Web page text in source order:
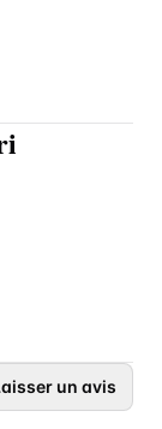
un avis